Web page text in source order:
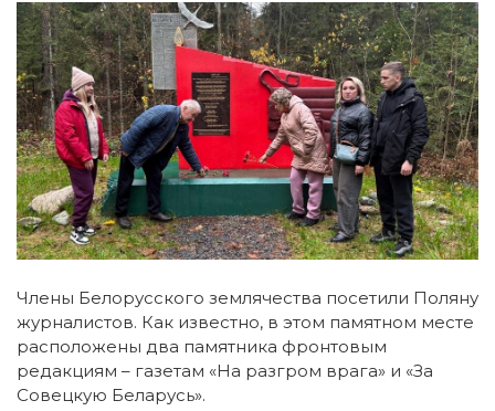
Члены Белорусского землячества посетили Поляну
журналистов. Как известно, в этом памятном месте
расположены два памятника фронтовым
редакциям – газетам «На разгром врага» и «За
Совецкую Беларусь».